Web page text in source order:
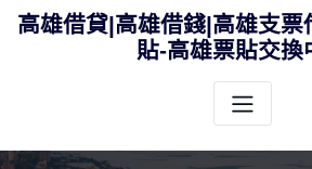
Skip
高雄借貸|高雄借錢|高雄支票
貼-高雄票貼交換